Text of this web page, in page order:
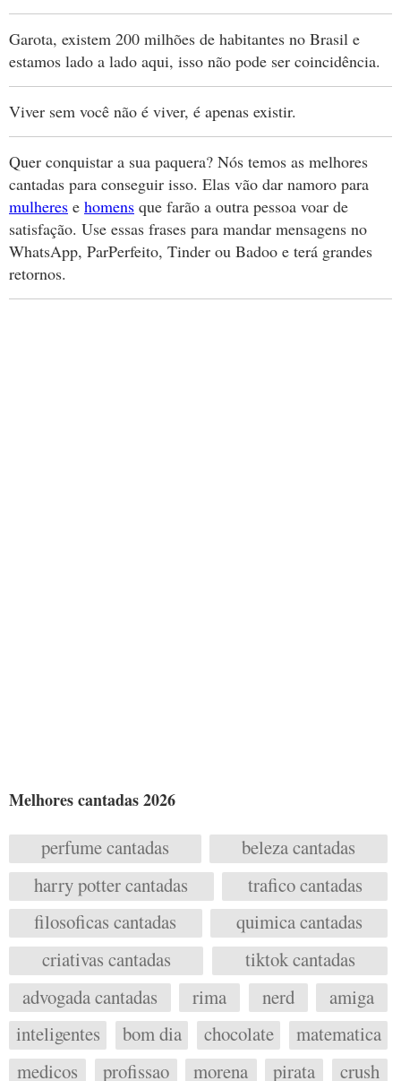
Garota, existem 200 milhões de habitantes no Brasil e
estamos lado a lado aqui, isso não pode ser coincidência.
Viver sem você não é viver, é apenas existir.
Quer conquistar a sua paquera? Nós temos as melhores
cantadas para conseguir isso. Elas vão dar namoro para
mulheres e homens que farão a outra pessoa voar de
satisfação. Use essas frases para mandar mensagens no
WhatsApp, ParPerfeito, Tinder ou Badoo e terá grandes
retornos.
Melhores cantadas 2026
perfume cantadas
beleza cantadas
harry potter cantadas
trafico cantadas
filosoficas cantadas
quimica cantadas
criativas cantadas
tiktok cantadas
advogada cantadas
rima nerd
amiga
inteligentes
bom dia chocolate
matematica
medicos
profissao morena pirata crush